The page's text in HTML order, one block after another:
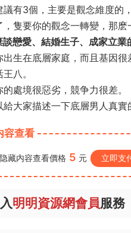
議有3個，主要是觀念維度的
，隻要你的觀念一轉變，那麽
談戀愛、結婚生子、成家立業
出生在底層家庭，而且基因
八。
的處境很惡劣，競争力很差。‍
給大家描述一下底層男人真實
容查看
藏内容查看價格 5 元 立即支
明明資源網會員服務